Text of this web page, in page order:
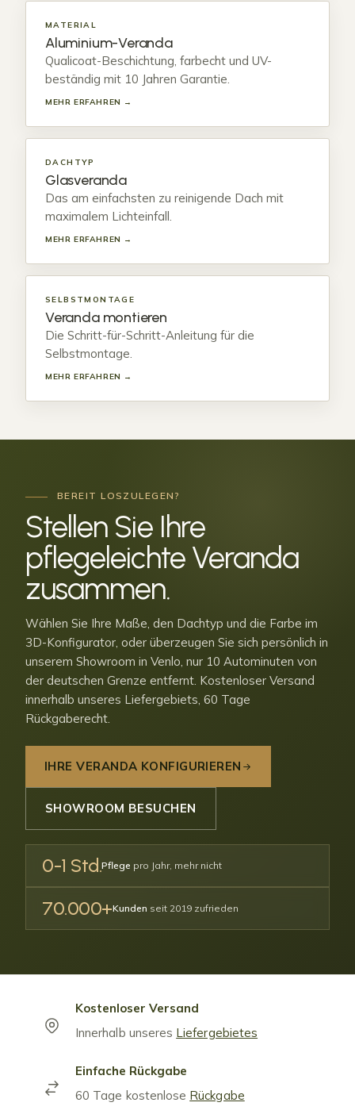
MATERIAL
Aluminium-Veranda
Qualicoat-Beschichtung, farbecht und UV-
beständig mit 10 Jahren Garantie.
MEHR ERFAHREN →
DACHTYP
Glasveranda
Das am einfachsten zu reinigende Dach mit
maximalem Lichteinfall.
MEHR ERFAHREN →
SELBSTMONTAGE
Veranda montieren
Die Schritt-für-Schritt-Anleitung für die
Selbstmontage.
MEHR ERFAHREN →
BEREIT LOSZULEGEN?
Stellen Sie Ihre
pflegeleichte Veranda
zusammen.
Wählen Sie Ihre Maße, den Dachtyp und die Farbe im
3D-Konfigurator, oder überzeugen Sie sich persönlich in
unserem Showroom in Venlo, nur 10 Autominuten von
der deutschen Grenze entfernt. Kostenloser Versand
innerhalb unseres Liefergebiets, 60 Tage
Rückgaberecht.
IHRE VERANDA KONFIGURIEREN
SHOWROOM BESUCHEN
0-1 Std.Pflege pro Jahr, mehr nicht
70.000+Kunden seit 2019 zufrieden
Kostenloser Versand
Innerhalb unseres Liefergebietes
Einfache Rückgabe
60 Tage kostenlose Rückgabe